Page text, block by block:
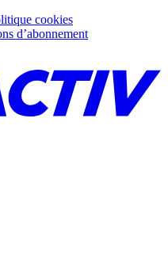
cookies
d’abonnement